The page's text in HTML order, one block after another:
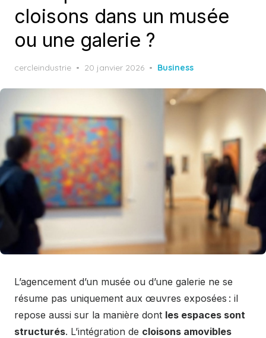
cloisons dans un musée
ou une galerie ?
cercleindustrie
Posted
20 janvier 2026 Business
L’agencement d’un musée ou d’une galerie ne se
résume pas uniquement aux œuvres exposées : il
repose aussi sur la manière dont les espaces sont
structurés. L’intégration de cloisons amovibles